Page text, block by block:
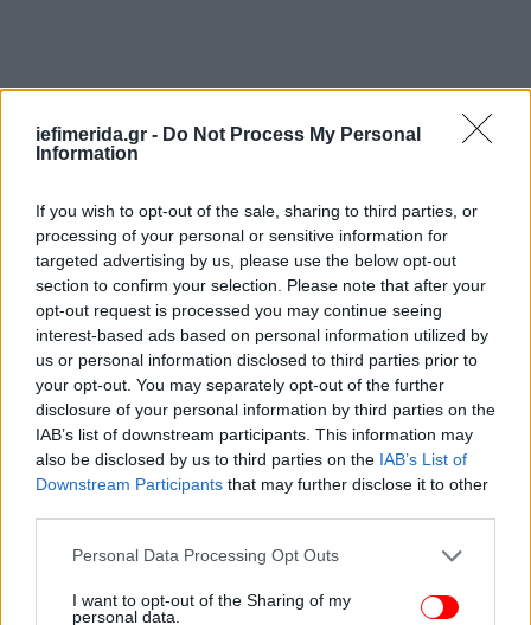
iefimerida.gr - Do Not Process My Personal
Information
If you wish to opt-out of the sale, sharing to third parties, or
processing of your personal or sensitive information for
targeted advertising by us, please use the below opt-out
section to confirm your selection. Please note that after your
opt-out request is processed you may continue seeing
interest-based ads based on personal information utilized by
us or personal information disclosed to third parties prior to
your opt-out. You may separately opt-out of the further
disclosure of your personal information by third parties on the
IAB’s list of downstream participants. This information may
also be disclosed by us to third parties on the IAB’s List of
Downstream Participants that may further disclose it to other
Please note that this website/app uses one or more Google
not limited to your visit or usage behaviour. You may click to
Personal Data Processing Opt Outs
I want to opt-out of the Sharing of my
personal data.
Απαντώντας σε όσους έσπευσαν να την επικρίνουν
για τη δουλειά του αγαπημένου της, η πριγκίπισσα
συνέχισε: «Και σε εκείνους που νιώθουν την ανάγκη
να ασκήσουν κριτική: συγκρατηθείτε! Δεν είναι δική
σας δουλειά να διαλέξετε για μένα ή να με κρίνετε.
Δεν επιλέγω τον άνδρα μου για να ικανοποιήσω
οποιονδήποτε από εσάς, ή τις νόρμες και τα
''κουτιά'' που επιλέξατε στο μυαλό σας για να με
χαίρομαι να περνώ τον χρόνο μου, που με γεμίζει.
Σας ευχαριστώ που σέβεστε τις κινήσεις μου και
την επιλογή του συντρόφου μου. Το μόνο που ξέρω